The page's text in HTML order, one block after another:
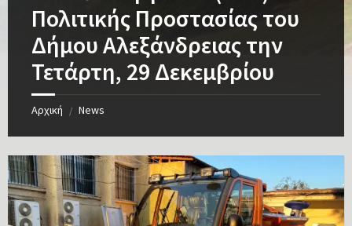
Πολιτικής Προστασίας του
Δήμου Αλεξάνδρειας την
Τετάρτη, 29 Δεκεμβρίου
Αρχική / News